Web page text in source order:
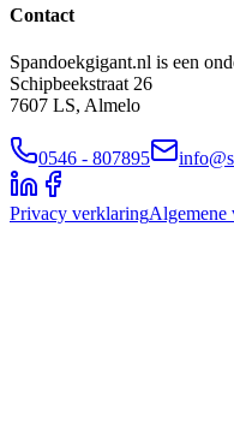
Contact
Spandoekgigant.nl is een
Schipbeekstraat 26
7607 LS, Almelo
0546 - 807895
Privacy verklaringAlgemene